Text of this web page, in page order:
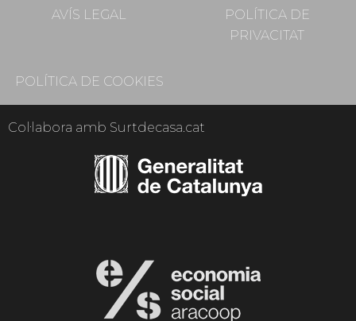
AVÍS LEGAL
POLÍTICA DE
PRIVACITAT
POLÍTICA DE COOKIES
Col·labora amb Surtdecasa.cat